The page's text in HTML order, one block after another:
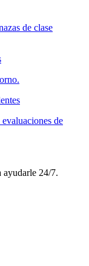
de clase
de
ayudarle 24/7.